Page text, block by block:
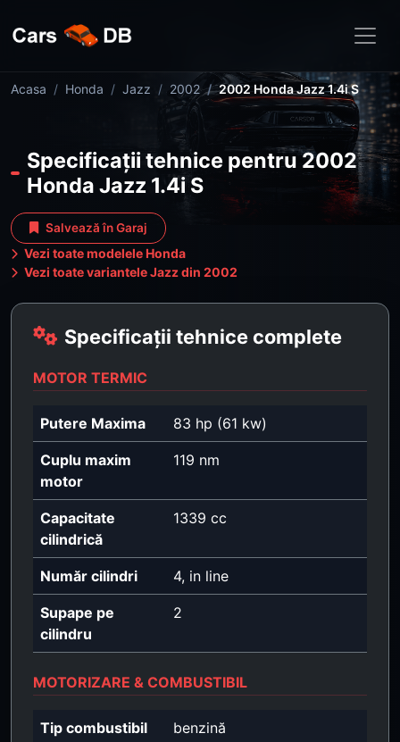
Acasa Honda Jazz 2002 2002 Honda Jazz 1.4i S
Specificații tehnice pentru 2002
Honda Jazz 1.4i S
Salvează în Garaj
Vezi toate modelele Honda
Vezi toate variantele Jazz din 2002
Specificații tehnice complete
MOTOR TERMIC
Putere Maxima 83 hp (61 kw)
Cuplu maxim
motor
119 nm
Capacitate
cilindrică
1339 cc
Număr cilindri 4, in line
Supape pe
cilindru
2
MOTORIZARE & COMBUSTIBIL
Tip combustibil benzină